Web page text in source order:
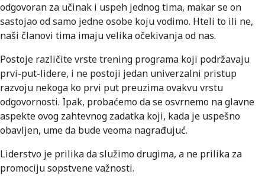
odgovoran za učinak i uspeh jednog tima, makar se on
sastojao od samo jedne osobe koju vodimo. Hteli to ili ne,
naši članovi tima imaju velika očekivanja od nas.
Postoje različite vrste trening programa koji podržavaju
prvi-put-lidere, i ne postoji jedan univerzalni pristup
razvoju nekoga ko prvi put preuzima ovakvu vrstu
odgovornosti. Ipak, probaćemo da se osvrnemo na glavne
aspekte ovog zahtevnog zadatka koji, kada je uspešno
obavljen, ume da bude veoma nagrađujuć.
Liderstvo je prilika da služimo drugima, a ne prilika za
promociju sopstvene važnosti.